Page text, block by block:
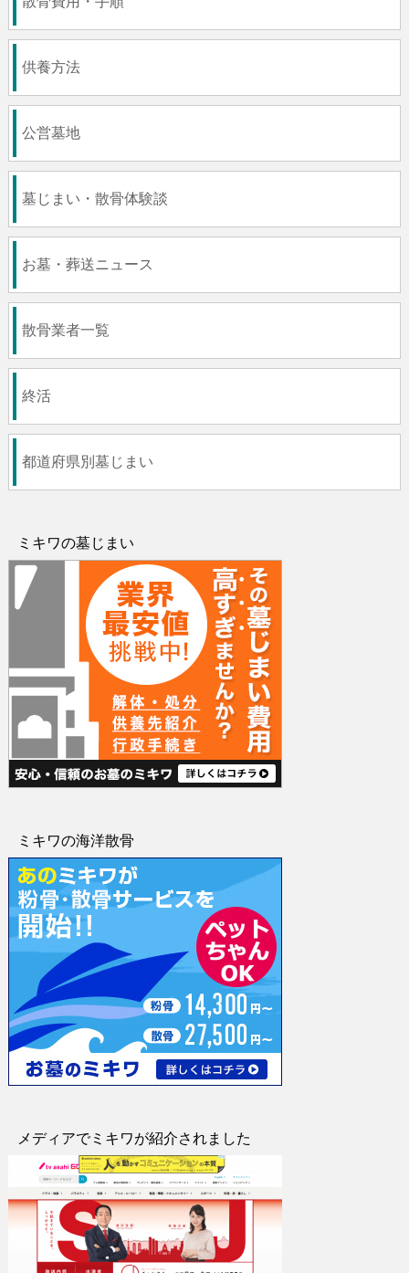
供養方法
公営墓地
墓じまい・散骨体験談
お墓・葬送ニュース
散骨業者一覧
終活
都道府県別墓じまい
ミキワの墓じまい
ミキワの海洋散骨
メディアでミキワが紹介されました